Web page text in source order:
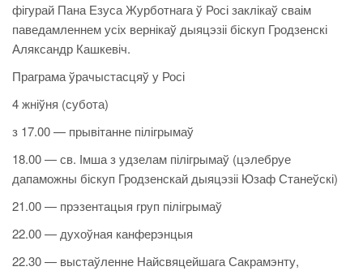
фігурай Пана Езуса Журботнага ў Росі заклікаў сваім
паведамленнем усіх вернікаў дыяцэзіі біскуп Гродзенскі
Аляксандр Кашкевіч.
Праграма ўрачыстасцяў у Росі
4 жніўня (субота)
з 17.00 — прывітанне пілігрымаў
18.00 — св. Імша з удзелам пілігрымаў (цэлебруе
дапаможны біскуп Гродзенскай дыяцэзіі Юзаф Станеўскі)
21.00 — прэзентацыя груп пілігрымаў
22.00 — духоўная канферэнцыя
22.30 — выстаўленне Найсвяцейшага Сакрамэнту,